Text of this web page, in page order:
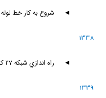
◄ شروع به كار خط
1338
◄ راه اندازي شبكه 27 كانالي تهران – آبادان
1339